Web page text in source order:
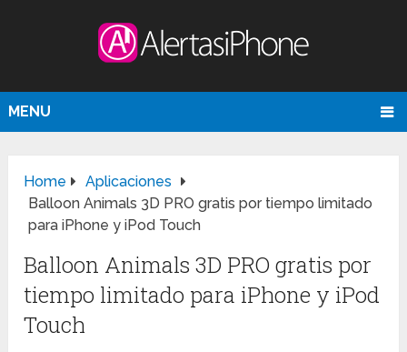
MENU
Home
Aplicaciones
Balloon Animals 3D PRO gratis por tiempo limitado
para iPhone y iPod Touch
Balloon Animals 3D PRO gratis por
tiempo limitado para iPhone y iPod
Touch